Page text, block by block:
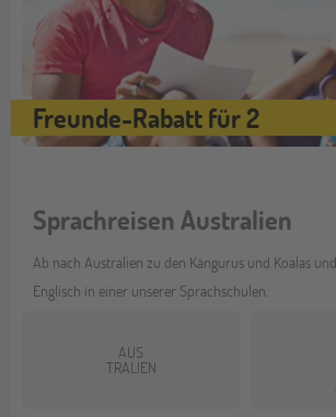
Freunde-Rabatt für 2
Sprachreisen Australien
Ab nach Australien zu den Kängurus und Koalas
Englisch in einer unserer Sprachschulen.
AUS
TRALIEN